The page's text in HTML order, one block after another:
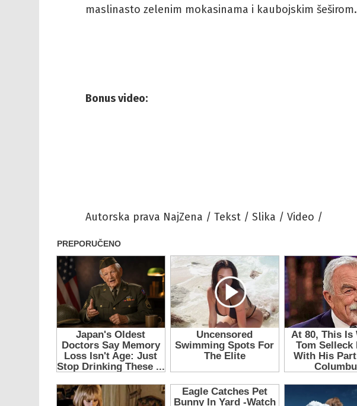
maslinasto zelenim mokasinama i kaubojskim šeširom.
Bonus video:
Autorska prava NajZena / Tekst / Slika / Video /